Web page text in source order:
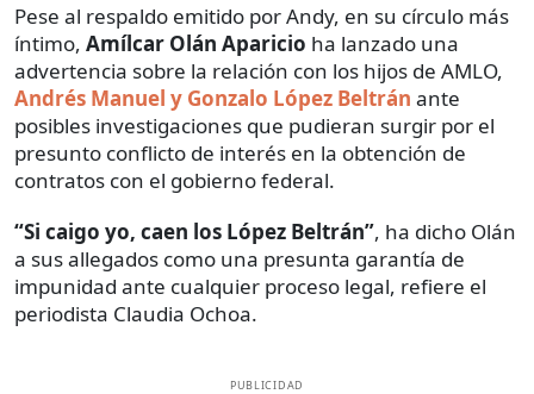
Pese al respaldo emitido por Andy, en su círculo más
íntimo, Amílcar Olán Aparicio ha lanzado una
advertencia sobre la relación con los hijos de AMLO,
Andrés Manuel y Gonzalo López Beltrán ante
posibles investigaciones que pudieran surgir por el
presunto conflicto de interés en la obtención de
contratos con el gobierno federal.
“Si caigo yo, caen los López Beltrán”, ha dicho Olán
a sus allegados como una presunta garantía de
impunidad ante cualquier proceso legal, refiere el
periodista Claudia Ochoa.
PUBLICIDAD